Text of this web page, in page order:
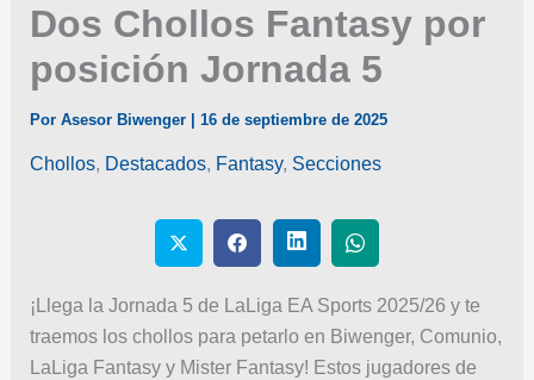
Dos Chollos Fantasy por
posición Jornada 5
Por Asesor Biwenger 16 de septiembre de 2025
Chollos, Destacados, Fantasy, Secciones
¡Llega la Jornada 5 de LaLiga EA Sports 2025/26 y te
traemos los chollos para petarlo en Biwenger, Comunio,
LaLiga Fantasy y Mister Fantasy! Estos jugadores de